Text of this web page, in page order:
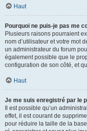
Haut
Pourquoi ne puis-je pas me
Plusieurs raisons pourraient
nom d’utilisateur et votre mot
un administrateur du forum
également possible que le
configuration de son côté, et
Haut
Je me suis enregistré par le
Il est possible qu’un
effet, il est courant de
pour réduire la taille de la